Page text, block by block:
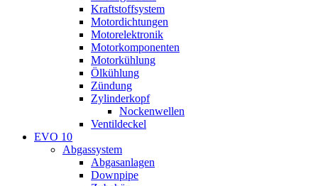
Kraftstoffsystem
Motordichtungen
Motorelektronik
Motorkomponenten
Motorkühlung
Ölkühlung
Zündung
Zylinderkopf
Nockenwellen
Ventildeckel
EVO 10
Abgassystem
Abgasanlagen
Downpipe